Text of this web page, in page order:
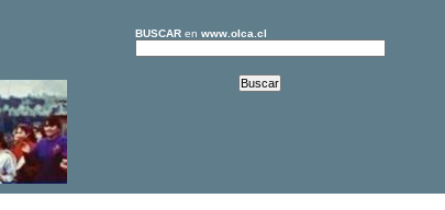
BUSCARen www.olca.cl